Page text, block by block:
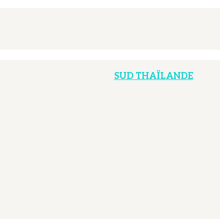
SUD THAÏLANDE